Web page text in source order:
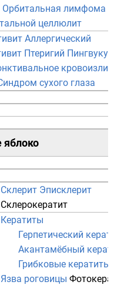
Орбитальная лимфома
целлюлит
Аллергический
Птеригий
сухого глаза
яблоко
Склерит Эписклерит
Склерокератит
Кератиты
Герпетический
Акантамёбный
Грибковые кератиты
Язва роговицы